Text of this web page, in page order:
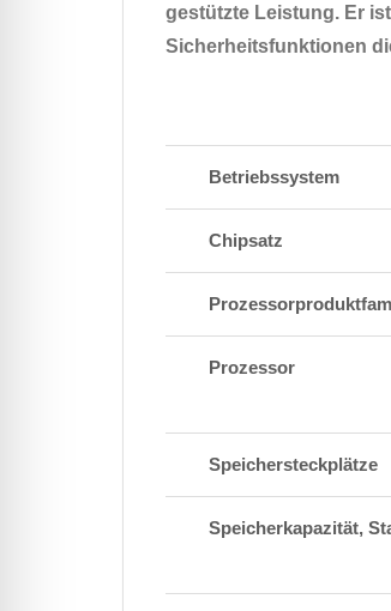
gestützte Leistung. Er
Sicherheitsfunktionen
Betriebssystem
Chipsatz
Prozessor
Speichersteckplätze
Speicherkapazität,